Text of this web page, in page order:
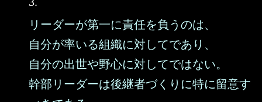
リーダーが第一に責任を負うのは、
自分が率いる組織に対してであり、
自分の出世や野心に対してではない。
幹部リーダーは後継者づくりに特に留意す